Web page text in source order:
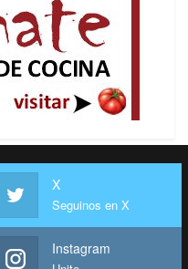
X
Seguinos en X
Instagram